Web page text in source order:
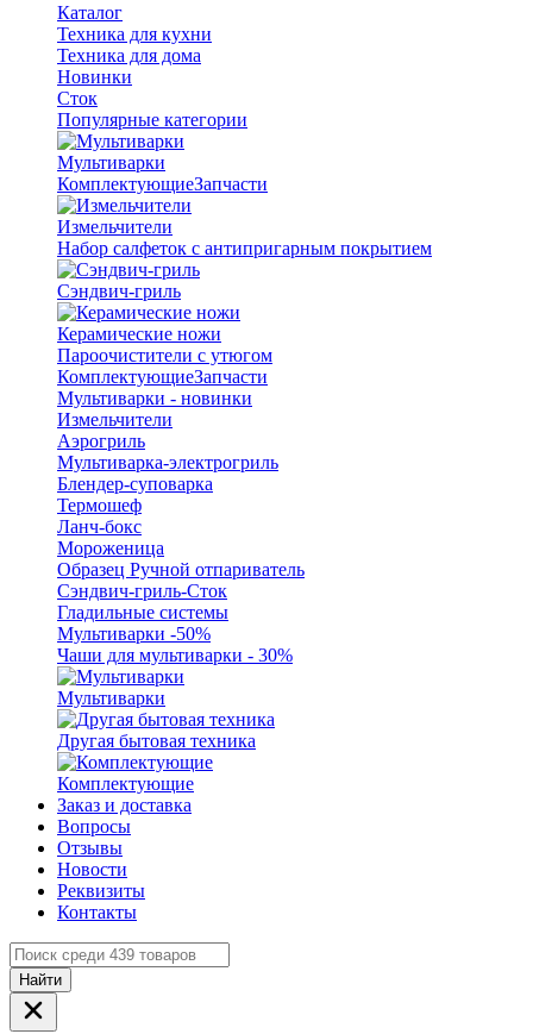
Каталог
Техника для кухни
Техника для дома
Новинки
Сток
Популярные категории
Мультиварки
КомплектующиеЗапчасти
Измельчители
Набор салфеток с антипригарным покрытием
Сэндвич-гриль
Керамические ножи
Пароочистители с утюгом
КомплектующиеЗапчасти
Мультиварки - новинки
Измельчители
Аэрогриль
Мультиварка-электрогриль
Блендер-суповарка
Термошеф
Ланч-бокс
Мороженица
Образец Ручной отпариватель
Сэндвич-гриль-Сток
Гладильные системы
Мультиварки -50%
Чаши для мультиварки - 30%
Мультиварки
Другая бытовая техника
Комплектующие
Заказ и доставка
Вопросы
Отзывы
Новости
Реквизиты
Контакты
Найти